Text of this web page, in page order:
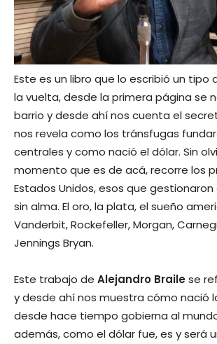
Este es un libro que lo escribió un tipo
la vuelta, desde la primera página se
barrio y desde ahí nos cuenta el
nos revela como los tránsfugas
centrales y como nació el dólar. Sin
momento que es de acá, recorre los
Estados Unidos, esos que
sin alma. El oro, la plata, el sueño
Vanderbit, Rockefeller, Morgan,
Jennings Bryan.
Este trabajo de Alejandro Brailese
y desde ahí nos muestra cómo nació
desde hace tiempo gobierna al
además, como el dólar fue, es y será